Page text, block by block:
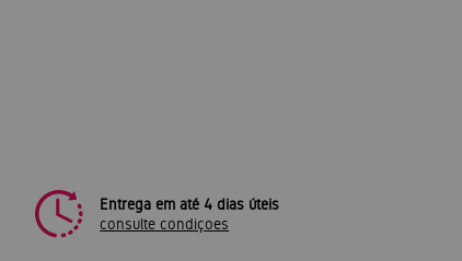
Entrega em até 4 dias úteis
consulte condiçoes